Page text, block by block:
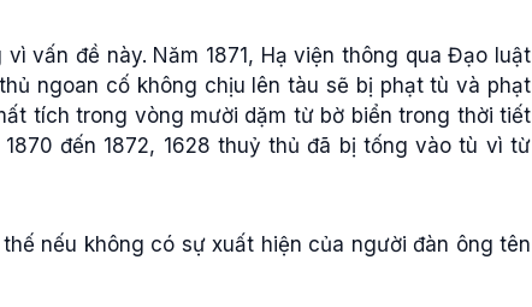
vấn đề này. Năm 1871, Hạ viện thông qua Đạo luật
ngoan cố không chịu lên tàu sẽ bị phạt tù và phạt
tích trong vòng mười dặm từ bờ biển trong thời tiết
đến 1872, 1628 thuỷ thủ đã bị tống vào tù vì từ
nếu không có sự xuất hiện của người đàn ông tên